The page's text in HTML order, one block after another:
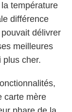
température
différence
délivrer
meilleures
plus cher.
carte mère